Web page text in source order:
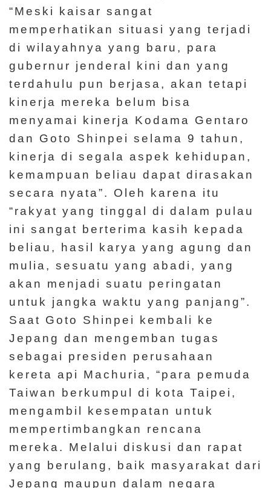
“Meski kaisar sangat
memperhatikan situasi yang terjadi
di wilayahnya yang baru, para
gubernur jenderal kini dan yang
terdahulu pun berjasa, akan tetapi
kinerja mereka belum bisa
menyamai kinerja Kodama Gentaro
dan Goto Shinpei selama 9 tahun,
kinerja di segala aspek kehidupan,
kemampuan beliau dapat dirasakan
secara nyata”. Oleh karena itu
“rakyat yang tinggal di dalam pulau
ini sangat berterima kasih kepada
beliau, hasil karya yang agung dan
mulia, sesuatu yang abadi, yang
akan menjadi suatu peringatan
untuk jangka waktu yang panjang”.
Saat Goto Shinpei kembali ke
Jepang dan mengemban tugas
sebagai presiden perusahaan
kereta api Machuria, “para pemuda
Taiwan berkumpul di kota Taipei,
mengambil kesempatan untuk
mempertimbangkan rencana
mereka. Melalui diskusi dan rapat
yang berulang, baik masyarakat dari
Jepang maupun dalam negara